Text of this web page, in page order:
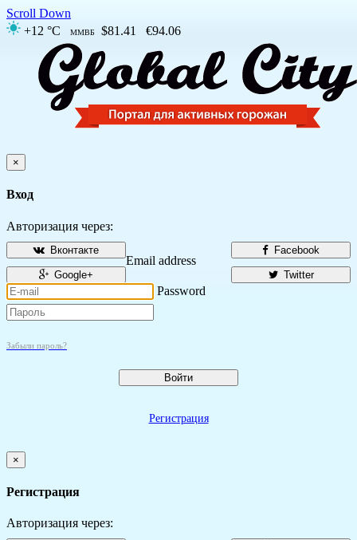
Scroll Down
+12 °C
ММВБ $81.41 €94.06
×
Вход
Авторизация через:
Facebook
Вконтакте
Twitter
Google+
Email address
Password
Забыли пароль?
Войти
Регистрация
×
Регистрация
Авторизация через: